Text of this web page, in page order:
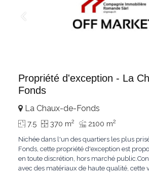
Propriété d'exception - La
Fonds
La Chaux-de-Fonds
7.5 370 m2 2100 m2
Nichée dans l'un des quartiers les plus
Fonds, cette propriété d'exception est
en toute discrétion, hors marché
avec des matériaux de haute qualité, cette